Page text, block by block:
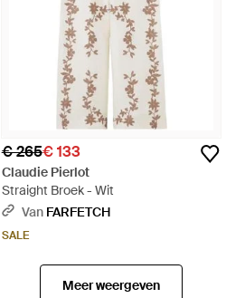
€ 265€ 133
Claudie Pierlot
Straight Broek - Wit
Van FARFETCH
SALE
Meer weergeven